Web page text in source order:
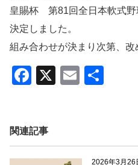
皇賜杯 第81回全日本軟式野
決定しました。
組み合わせが決まり次第、改
F
e
b
X
E
関連記事
2026年3月26